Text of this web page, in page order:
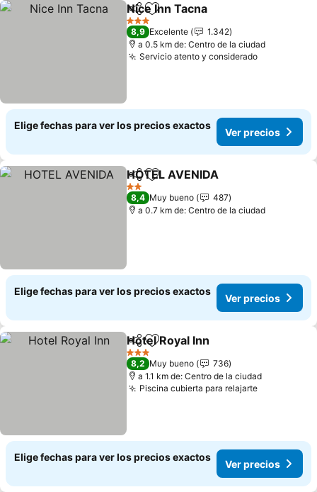
CompartirAgregar a favoritos
Nice Inn Tacna
3 Estrellas
8,9 Excelente
1.342
a 0.5 km de: Centro de la ciudad
Servicio atento y consideradoVer
Elige fechas para ver los precios exactos
Ver precios
CompartirAgregar a favoritos
HOTEL AVENIDA
2 Estrellas
8,4 Muy bueno
487
a 0.7 km de: Centro de la ciudad
Elige fechas para ver los precios exactos
Ver precios
CompartirAgregar a favoritos
Hotel Royal Inn
3 Estrellas
8,2 Muy bueno
736
a 1.1 km de: Centro de la ciudad
Piscina cubierta para relajarteVer
Elige fechas para ver los precios exactos
Ver precios